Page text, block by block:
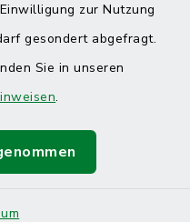
zur Nutzung
gesondert abgefragt.
Sie in unseren
.